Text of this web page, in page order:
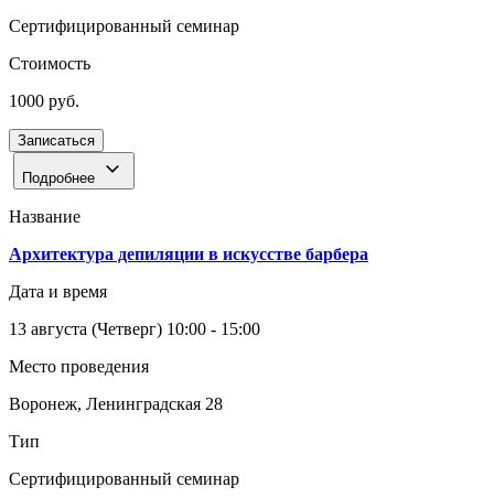
Сертифицированный семинар
Стоимость
1000 руб.
Записаться
Подробнее
Название
Архитектура депиляции в искусстве барбера
Дата и время
13 августа (Четверг) 10:00 - 15:00
Место проведения
Воронеж, Ленинградская 28
Тип
Сертифицированный семинар